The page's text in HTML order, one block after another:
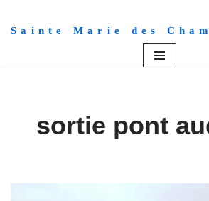
Aller
Sainte Marie des
sortie pont